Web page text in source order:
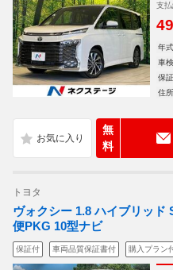
支
年式
車検
保証
住所
無
料
トヨタ
ヴォクシー 1.8 ハイブリッド
便PKG 10型ナビ
保証付 車両品質保証書付 購入プラン